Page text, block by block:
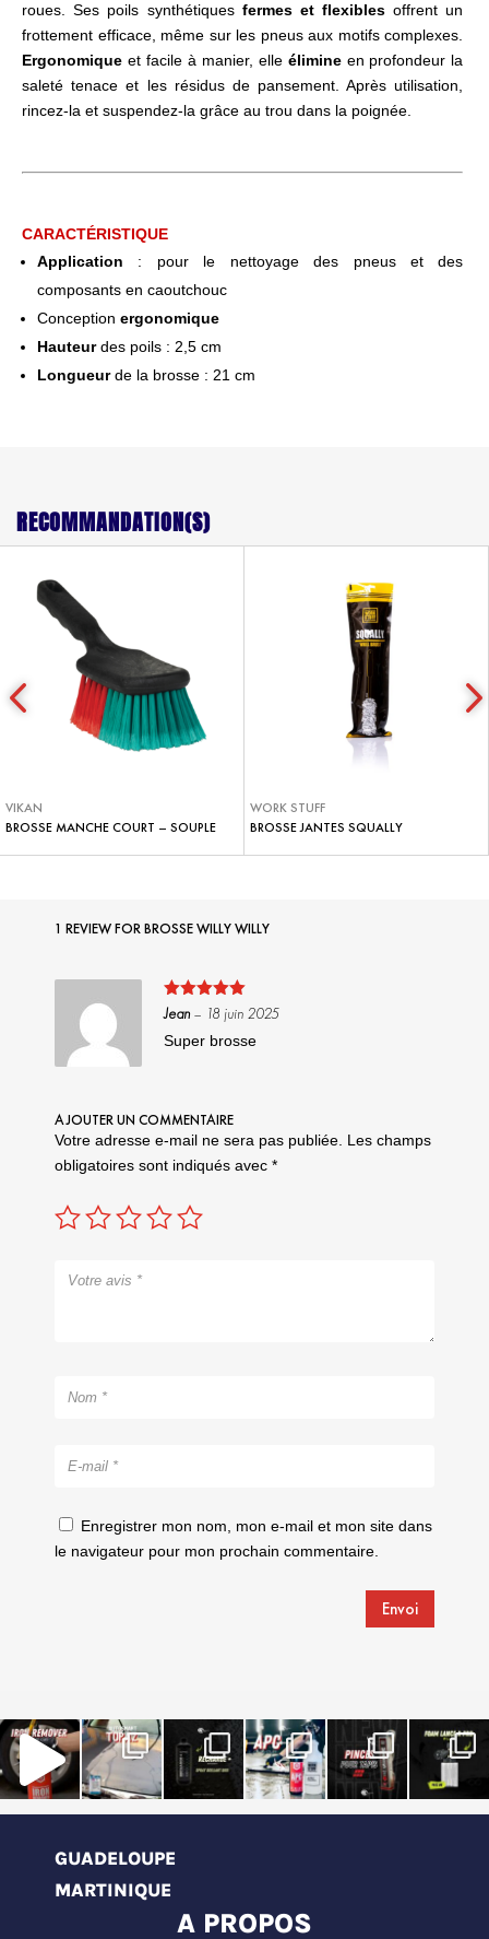
roues. Ses poils synthétiques fermes et flexibles offrent un
frottement efficace, même sur les pneus aux motifs complexes.
Ergonomique et facile à manier, elle élimineen profondeur la
saleté tenace et les résidus de pansement. Après utilisation,
rincez-la et suspendez-la grâce au trou dans la poignée.
CARACTÉRISTIQUE
Application : pour le nettoyage des pneus et des
composants en caoutchouc
Conception ergonomique
Hauteurdes poils : 2,5 cm
Longueurde la brosse : 21 cm
RECOMMANDATION(S)
VIKAN
BROSSE MANCHE COURT – SOUPLE
WORK STUFF
BROSSE JANTES SQUALLY
1 REVIEW FORBROSSE WILLY WILLY
Note
sur
Jean– 18 juin 2025
Super brosse
AJOUTER UN COMMENTAIRE
Votre adresse e-mail ne sera pas publiée. Les champs
obligatoires sont indiqués avec *
Enregistrer mon nom, mon e-mail et mon site dans
le navigateur pour mon prochain commentaire.
Envoi
GUADELOUPE
MARTINIQUE
A PROPOS